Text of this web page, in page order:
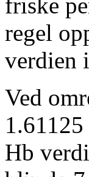
regel
verdien
Ved
Hb